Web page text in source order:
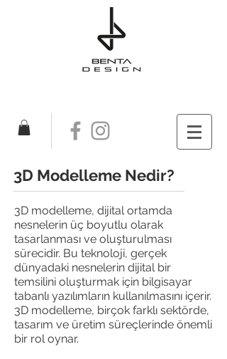
3D Modelleme Nedir?
3D modelleme, dijital ortamda
nesnelerin üç boyutlu olarak
tasarlanması ve oluşturulması
sürecidir. Bu teknoloji, gerçek
dünyadaki nesnelerin dijital bir
temsilini oluşturmak için bilgisayar
tabanlı yazılımların kullanılmasını içerir.
3D modelleme, birçok farklı sektörde,
tasarım ve üretim süreçlerinde önemli
bir rol oynar.